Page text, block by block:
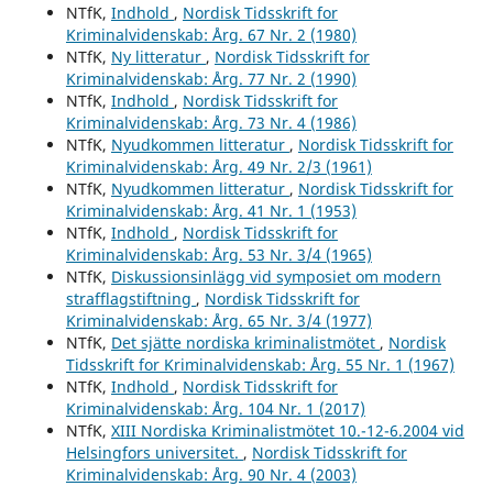
NTfK, Indhold , Nordisk Tidsskrift for
Kriminalvidenskab: Årg. 67 Nr. 2 (1980)
NTfK, Ny litteratur , Nordisk Tidsskrift for
Kriminalvidenskab: Årg. 77 Nr. 2 (1990)
NTfK, Indhold , Nordisk Tidsskrift for
Kriminalvidenskab: Årg. 73 Nr. 4 (1986)
NTfK, Nyudkommen litteratur , Nordisk Tidsskrift for
Kriminalvidenskab: Årg. 49 Nr. 2/3 (1961)
NTfK, Nyudkommen litteratur , Nordisk Tidsskrift for
Kriminalvidenskab: Årg. 41 Nr. 1 (1953)
NTfK, Indhold , Nordisk Tidsskrift for
Kriminalvidenskab: Årg. 53 Nr. 3/4 (1965)
NTfK, Diskussionsinlägg vid symposiet om modern
strafflagstiftning , Nordisk Tidsskrift for
Kriminalvidenskab: Årg. 65 Nr. 3/4 (1977)
NTfK, Det sjätte nordiska kriminalistmötet , Nordisk
Tidsskrift for Kriminalvidenskab: Årg. 55 Nr. 1 (1967)
NTfK, Indhold , Nordisk Tidsskrift for
Kriminalvidenskab: Årg. 104 Nr. 1 (2017)
NTfK, XIII Nordiska Kriminalistmötet 10.-12-6.2004 vid
Helsingfors universitet. , Nordisk Tidsskrift for
Kriminalvidenskab: Årg. 90 Nr. 4 (2003)